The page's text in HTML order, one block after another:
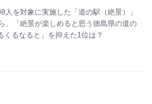
を対象に実施した「道の駅（絶景）」
、「絶景が楽しめると思う徳島県の道の
るなると」を抑えた1位は？